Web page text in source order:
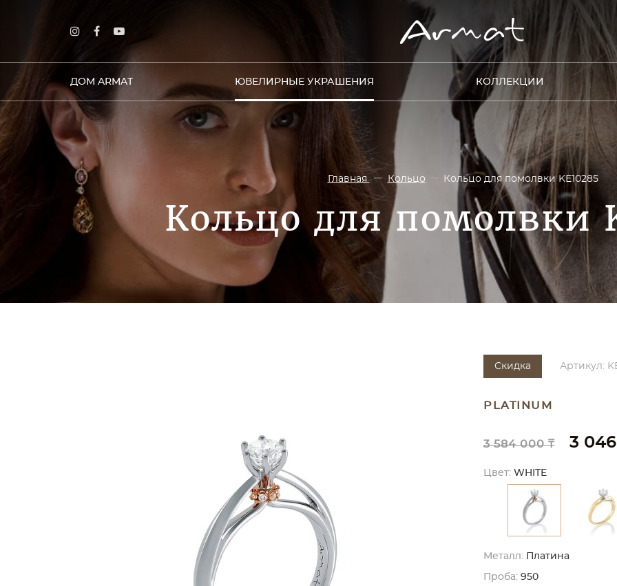
ДОМ ARMAT ЮВЕЛИРНЫЕ УКРАШЕНИЯ КОЛЛЕКЦИИ
Главная Кольцо Кольцо для помолвки KE10285
Кольцо для помолвки
Скидка Артикул:
PLATINUM
3 584 000 ₸ 3
Цвет: WHITE
Металл: Платина
Проба: 950